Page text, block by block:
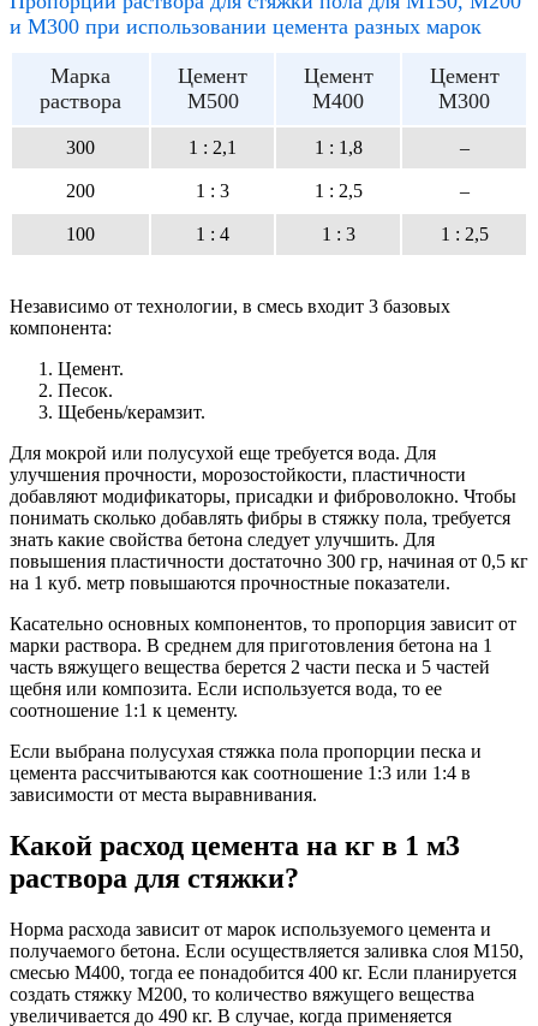
и M300 при использовании цемента разных марок
Марка
раствора
Цемент
M500
Цемент
M400
Цемент
M300
300 1 : 2,1 1 : 1,8 –
200 1 : 3 1 : 2,5 –
100 1 : 4 1 : 3 1 : 2,5
Независимо от технологии, в смесь входит 3 базовых
компонента:
Цемент.
Песок.
Щебень/керамзит.
Для мокрой или полусухой еще требуется вода. Для
улучшения прочности, морозостойкости, пластичности
добавляют модификаторы, присадки и фиброволокно. Чтобы
понимать сколько добавлять фибры в стяжку пола, требуется
знать какие свойства бетона следует улучшить. Для
повышения пластичности достаточно 300 гр, начиная от 0,5 кг
на 1 куб. метр повышаются прочностные показатели.
Касательно основных компонентов, то пропорция зависит от
марки раствора. В среднем для приготовления бетона на 1
часть вяжущего вещества берется 2 части песка и 5 частей
щебня или композита. Если используется вода, то ее
соотношение 1:1 к цементу.
Если выбрана полусухая стяжка пола пропорции песка и
цемента рассчитываются как соотношение 1:3 или 1:4 в
зависимости от места выравнивания.
Какой расход цемента на кг в 1 м3
раствора для стяжки?
Норма расхода зависит от марок используемого цемента и
получаемого бетона. Если осуществляется заливка слоя М150,
смесью М400, тогда ее понадобится 400 кг. Если планируется
создать стяжку М200, то количество вяжущего вещества
увеличивается до 490 кг. В случае, когда применяется